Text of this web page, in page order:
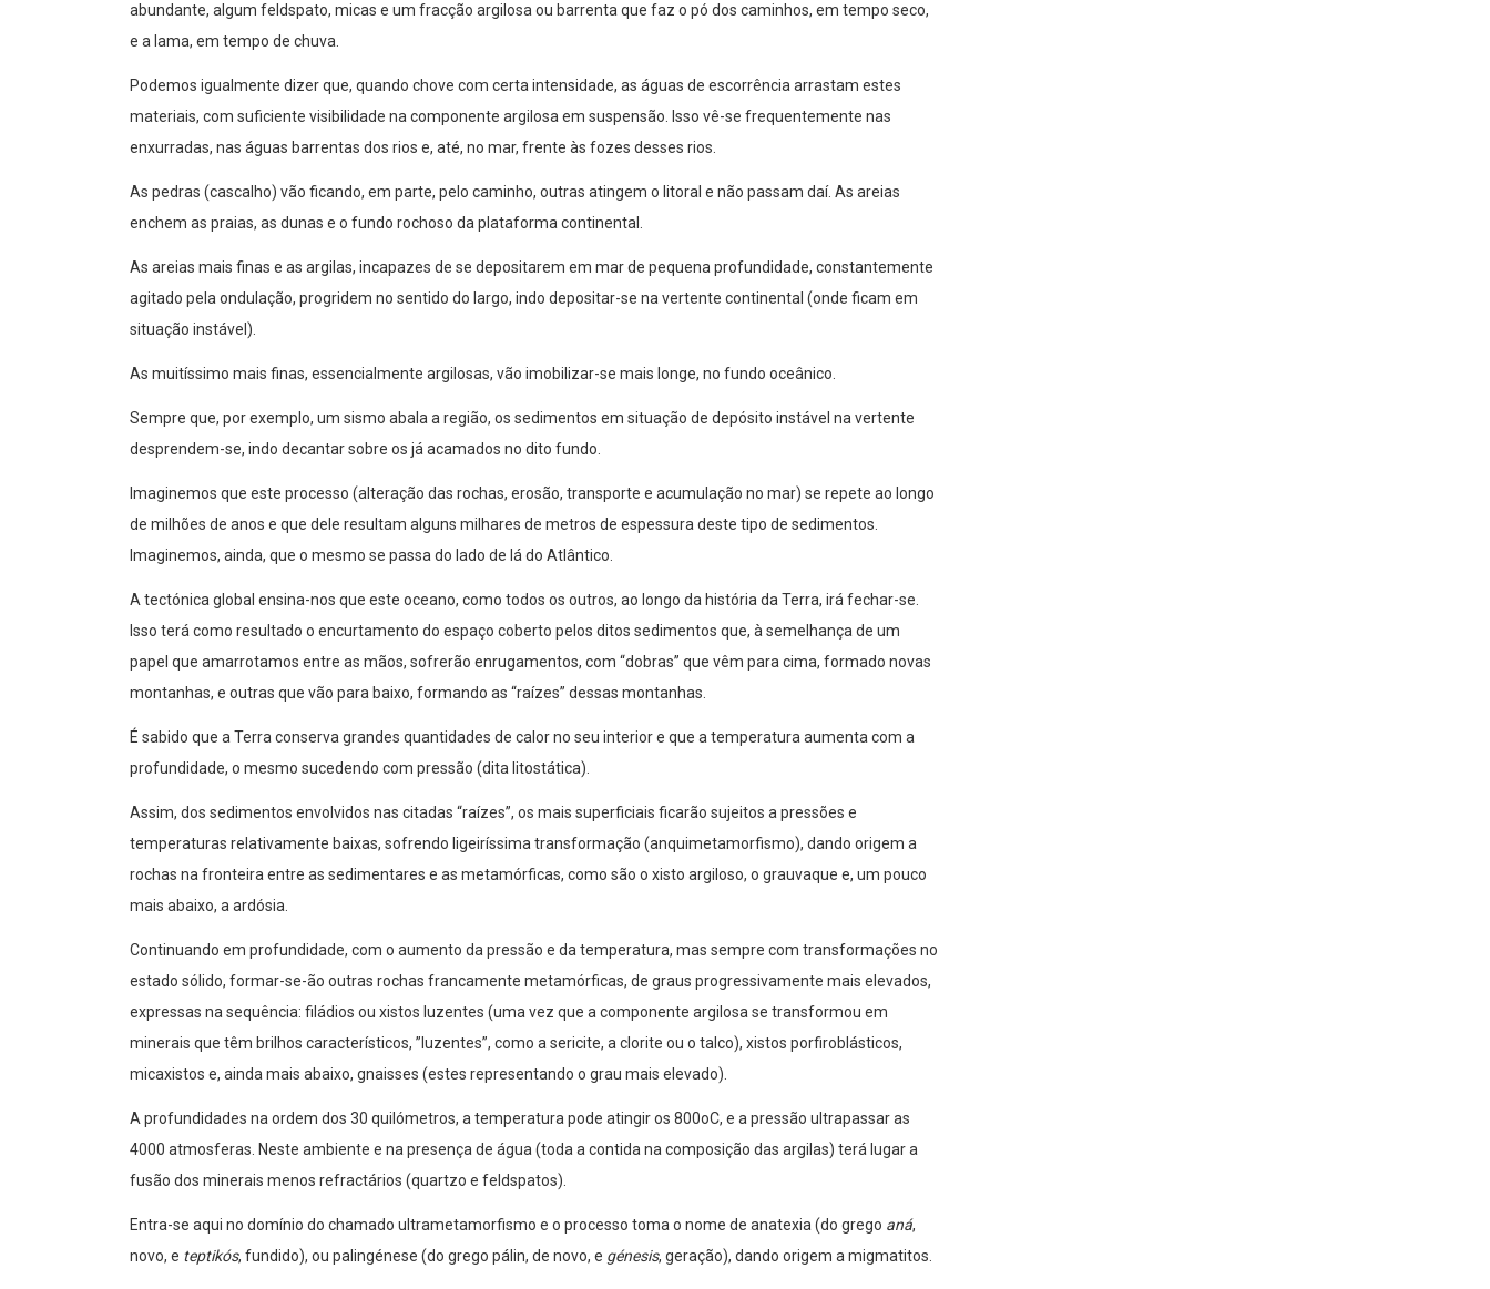
abundante, algum feldspato, micas e um fracção argilosa ou barrenta que faz o pó dos caminhos, em tempo seco,
e a lama, em tempo de chuva.
Podemos igualmente dizer que, quando chove com certa intensidade, as águas de escorrência arrastam estes
materiais, com suficiente visibilidade na componente argilosa em suspensão. Isso vê-se frequentemente nas
enxurradas, nas águas barrentas dos rios e, até, no mar, frente às fozes desses rios.
As pedras (cascalho) vão ficando, em parte, pelo caminho, outras atingem o litoral e não passam daí. As areias
enchem as praias, as dunas e o fundo rochoso da plataforma continental.
As areias mais finas e as argilas, incapazes de se depositarem em mar de pequena profundidade, constantemente
agitado pela ondulação, progridem no sentido do largo, indo depositar-se na vertente continental (onde ficam em
situação instável).
As muitíssimo mais finas, essencialmente argilosas, vão imobilizar-se mais longe, no fundo oceânico.
Sempre que, por exemplo, um sismo abala a região, os sedimentos em situação de depósito instável na vertente
desprendem-se, indo decantar sobre os já acamados no dito fundo.
Imaginemos que este processo (alteração das rochas, erosão, transporte e acumulação no mar) se repete ao longo
de milhões de anos e que dele resultam alguns milhares de metros de espessura deste tipo de sedimentos.
Imaginemos, ainda, que o mesmo se passa do lado de lá do Atlântico.
A tectónica global ensina-nos que este oceano, como todos os outros, ao longo da história da Terra, irá fechar-se.
Isso terá como resultado o encurtamento do espaço coberto pelos ditos sedimentos que, à semelhança de um
papel que amarrotamos entre as mãos, sofrerão enrugamentos, com “dobras” que vêm para cima, formado novas
montanhas, e outras que vão para baixo, formando as “raízes” dessas montanhas.
É sabido que a Terra conserva grandes quantidades de calor no seu interior e que a temperatura aumenta com a
profundidade, o mesmo sucedendo com pressão (dita litostática).
Assim, dos sedimentos envolvidos nas citadas “raízes”, os mais superficiais ficarão sujeitos a pressões e
temperaturas relativamente baixas, sofrendo ligeiríssima transformação (anquimetamorfismo), dando origem a
rochas na fronteira entre as sedimentares e as metamórficas, como são o xisto argiloso, o grauvaque e, um pouco
mais abaixo, a ardósia.
Continuando em profundidade, com o aumento da pressão e da temperatura, mas sempre com transformações no
estado sólido, formar-se-ão outras rochas francamente metamórficas, de graus progressivamente mais elevados,
expressas na sequência: filádios ou xistos luzentes (uma vez que a componente argilosa se transformou em
minerais que têm brilhos característicos, ”luzentes”, como a sericite, a clorite ou o talco), xistos porfiroblásticos,
micaxistos e, ainda mais abaixo, gnaisses (estes representando o grau mais elevado).
A profundidades na ordem dos 30 quilómetros, a temperatura pode atingir os 800oC, e a pressão ultrapassar as
4000 atmosferas. Neste ambiente e na presença de água (toda a contida na composição das argilas) terá lugar a
fusão dos minerais menos refractários (quartzo e feldspatos).
Entra-se aqui no domínio do chamado ultrametamorfismo e o processo toma o nome de anatexia (do grego aná,
novo, e teptikós, fundido), ou palingénese (do grego pálin, de novo, e génesis, geração), dando origem a migmatitos.